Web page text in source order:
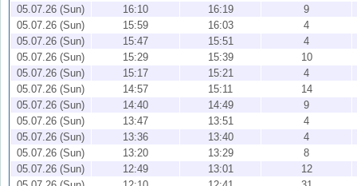
05.07.26 (Sun)
16:10 16:19
9
05.07.26 (Sun)
15:59 16:03
4
05.07.26 (Sun)
15:47 15:51
4
05.07.26 (Sun)
15:29 15:39
10
05.07.26 (Sun)
15:17 15:21
4
05.07.26 (Sun)
14:57 15:11
14
05.07.26 (Sun)
14:40 14:49
9
05.07.26 (Sun)
13:47 13:51
4
05.07.26 (Sun)
13:36 13:40
4
05.07.26 (Sun)
13:20 13:29
8
05.07.26 (Sun)
12:49 13:01
12